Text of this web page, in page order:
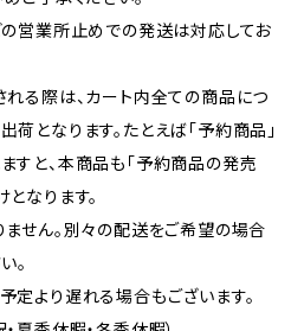
の営業所止めでの発送は対応してお
れる際は、カート内全ての商品につ
となります。たとえば「予約商品」
すと、本商品も「予約商品の発売
なります。
せん。別々の配送をご希望の場合
。
定より遅れる場合もございます。